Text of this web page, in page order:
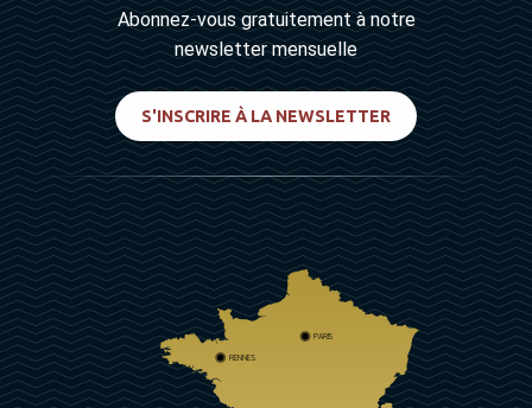
Abonnez-vous gratuitement à notre
newsletter mensuelle
S'INSCRIRE À LA NEWSLETTER
PARIS
RENNES